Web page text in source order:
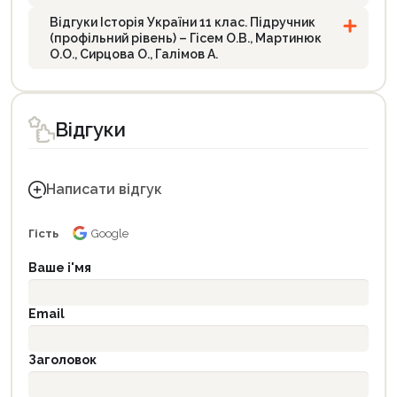
Відгуки Історія України 11 клас. Підручник
(профільний рівень) – Гісем О.В., Мартинюк
О.О., Сирцова О., Галімов А.
Відгуки
Написати відгук
Гість Google
Ваше і'мя
Email
Заголовок